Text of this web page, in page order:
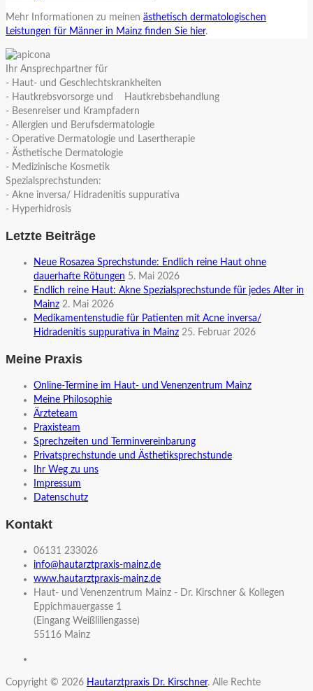
Mehr Informationen zu meinen ästhetisch dermatologischen
Leistungen für Männer in Mainz finden Sie hier.
Ihr Ansprechpartner für
- Haut- und Geschlechtskrankheiten
- Hautkrebsvorsorge und Hautkrebsbehandlung
- Besenreiser und Krampfadern
- Allergien und Berufsdermatologie
- Operative Dermatologie und Lasertherapie
- Ästhetische Dermatologie
- Medizinische Kosmetik
Spezialsprechstunden:
- Akne inversa/ Hidradenitis suppurativa
- Hyperhidrosis
Letzte Beiträge
Neue Rosazea Sprechstunde: Endlich reine Haut ohne
dauerhafte Rötungen 5. Mai 2026
Endlich reine Haut: Akne Spezialsprechstunde für jedes Alter in
Mainz 2. Mai 2026
Medikamentenstudie für Patienten mit Acne inversa/
Hidradenitis suppurativa in Mainz 25. Februar 2026
Meine Praxis
Online-Termine im Haut- und Venenzentrum Mainz
Meine Philosophie
Ärzteteam
Praxisteam
Sprechzeiten und Terminvereinbarung
Privatsprechstunde und Ästhetiksprechstunde
Ihr Weg zu uns
Impressum
Datenschutz
Kontakt
06131 233026
info@hautarztpraxis-mainz.de
www.hautarztpraxis-mainz.de
Haut- und Venenzentrum Mainz - Dr. Kirschner & Kollegen
Eppichmauergasse 1
(Eingang Weißliliengasse)
55116 Mainz
Copyright © 2026 Hautarztpraxis Dr. Kirschner. Alle Rechte